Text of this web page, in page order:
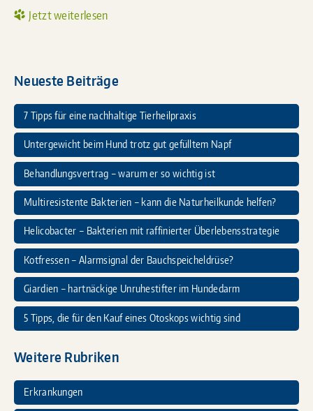
Jetzt weiterlesen
Neueste Beiträge
7 Tipps für eine nachhaltige Tierheilpraxis
Untergewicht beim Hund trotz gut gefülltem Napf
Behandlungsvertrag – warum er so wichtig ist
Multiresistente Bakterien – kann die Naturheilkunde helfen?
Helicobacter – Bakterien mit raffinierter Überlebensstrategie
Kotfressen – Alarmsignal der Bauchspeicheldrüse?
Giardien – hartnäckige Unruhestifter im Hundedarm
5 Tipps, die für den Kauf eines Otoskops wichtig sind
Weitere Rubriken
Erkrankungen